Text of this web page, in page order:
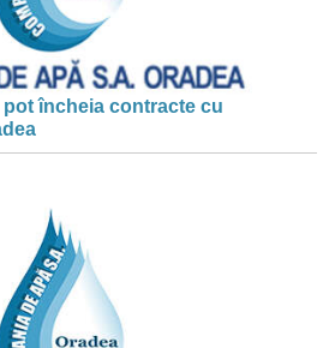
încheia contracte cu